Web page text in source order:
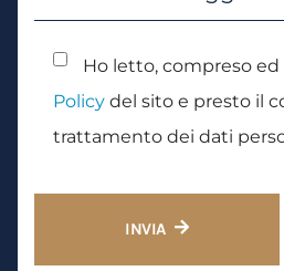
Ho letto, compreso
Policy del sito e presto il
trattamento dei dati
INVIA